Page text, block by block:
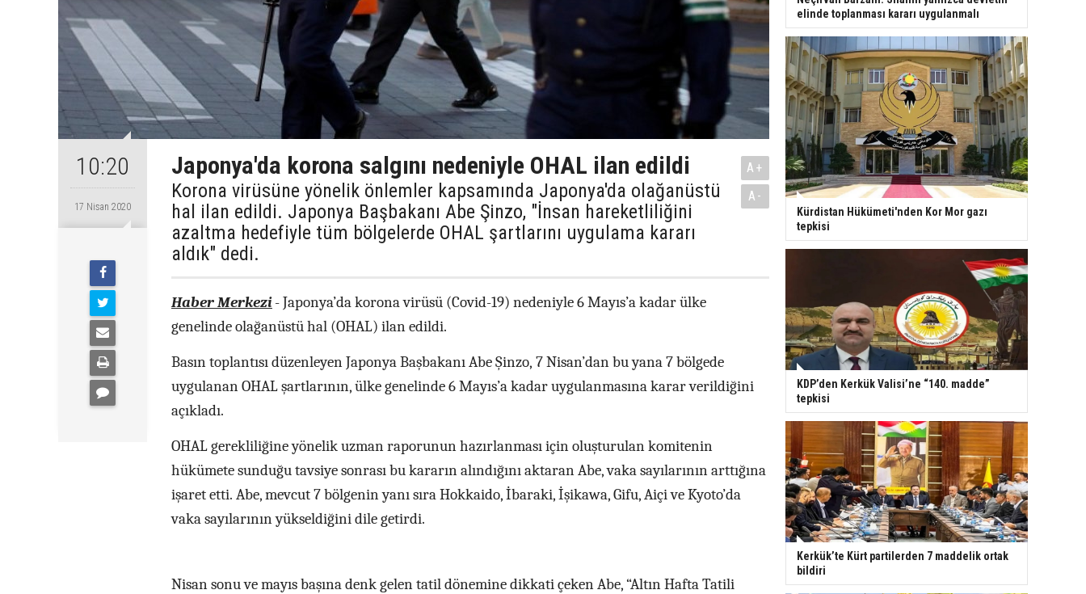
10:20
17 Nisan 2020
Japonya'da korona salgını nedeniyle OHAL ilan edildi
Korona virüsüne yönelik önlemler kapsamında Japonya'da olağanüstü
hal ilan edildi. Japonya Başbakanı Abe Şinzo, "İnsan hareketliliğini
azaltma hedefiyle tüm bölgelerde OHAL şartlarını uygulama kararı
aldık" dedi.
A+
A-
Haber Merkezi- Japonya’da korona virüsü (Covid-19) nedeniyle 6 Mayıs’a kadar ülke
genelinde olağanüstü hal (OHAL) ilan edildi.
Basın toplantısı düzenleyen Japonya Başbakanı Abe Şinzo, 7 Nisan’dan bu yana 7 bölgede
uygulanan OHAL şartlarının, ülke genelinde 6 Mayıs’a kadar uygulanmasına karar verildiğini
açıkladı.
OHAL gerekliliğine yönelik uzman raporunun hazırlanması için oluşturulan komitenin
hükümete sunduğu tavsiye sonrası bu kararın alındığını aktaran Abe, vaka sayılarının arttığına
işaret etti. Abe, mevcut 7 bölgenin yanı sıra Hokkaido, İbaraki, İşikawa, Gifu, Aiçi ve Kyoto’da
vaka sayılarının yükseldiğini dile getirdi.
Nisan sonu ve mayıs başına denk gelen tatil dönemine dikkati çeken Abe, “Altın Hafta Tatili
elinde toplanması kararı uygulanmalı
Kürdistan Hükümeti'nden Kor Mor gazı
tepkisi
KDP’den Kerkük Valisi’ne “140. madde”
tepkisi
Kerkük’te Kürt partilerden 7 maddelik ortak
bildiri